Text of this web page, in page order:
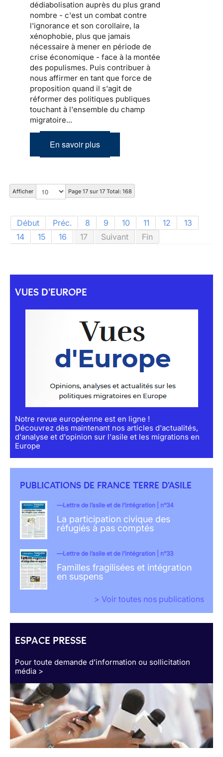
dédiabolisation auprès du plus grand
nombre - c'est un combat contre
l'ignorance et son corollaire, la
xénophobie, plus que jamais
nécessaire à mener en période de
crise économique - face à la montée
des populismes. Puis contribuer à
nous affirmer en tant que force de
proposition quand il s'agit de
réformer des politiques publiques
touchant à l'ensemble du champ
migratoire...
En savoir plus
Afficher Page 17 sur 17 Total: 168
Début Préc. 8 9 10 11 12
13
14
15 16 17 Suivant Fin
VUES D'EUROPE
Notre revue européenne est en ligne !
Découvrez dès maintenant nos articles d'actualités,
d'analyse et d'opinion sur l'asile et les migrations en
Europe
PUBLICATIONS DE FRANCE TERRE D'ASILE
Lettre de l’asile et de l’intégration | n°34
La participation civique des
réfugiés à pas comptés
Lettre de l’asile et de l’intégration | n°33
Familles fragilisées et intégration
en suspens
> Voir toutes nos publications
ESPACE PRESSE
Pour toute demande d’information ou sollicitation
média >